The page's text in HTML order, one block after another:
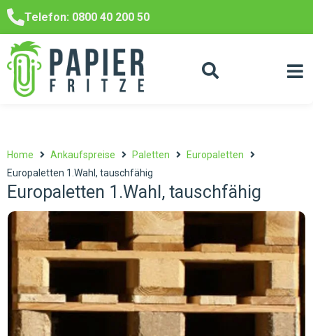
Telefon: 0800 40 200 50
Europaletten 1.Wahl, tauschfähig
Home Ankaufspreise Paletten
Europaletten
Europaletten 1.Wahl, tauschfähig